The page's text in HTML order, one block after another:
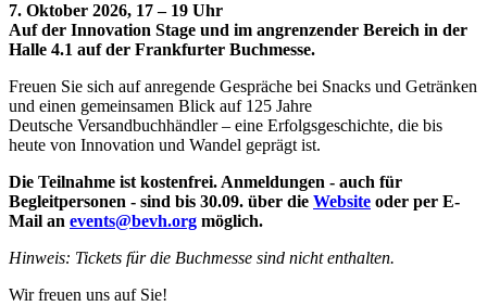
7. Oktober 2026, 17 – 19 Uhr
Auf der Innovation Stage und im angrenzender Bereich in der
Halle 4.1 auf der Frankfurter Buchmesse.
Freuen Sie sich auf anregende Gespräche bei Snacks und Getränken
und einen gemeinsamen Blick auf 125 Jahre
Deutsche Versandbuchhändler – eine Erfolgsgeschichte, die bis
heute von Innovation und Wandel geprägt ist.
Die Teilnahme ist kostenfrei. Anmeldungen - auch für
Begleitpersonen - sind bis 30.09. über die Website oder per E-
Mail an events@bevh.org möglich.
Hinweis: Tickets für die Buchmesse sind nicht enthalten.
Wir freuen uns auf Sie!